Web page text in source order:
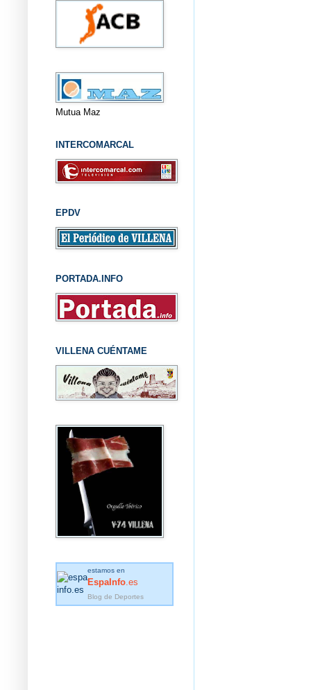
Mutua Maz
INTERCOMARCAL
EPDV
PORTADA.INFO
VILLENA CUÉNTAME
estamos en
EspaInfo .es
Blog de Deportes